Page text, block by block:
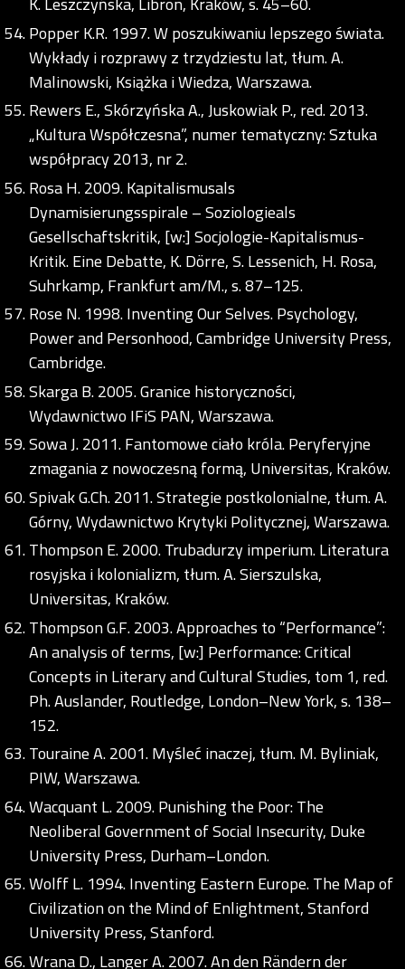
Popper K.R. 1997. W poszukiwaniu lepszego świata.
Wykłady i rozprawy z trzydziestu lat, tłum. A.
Malinowski, Książka i Wiedza, Warszawa.
Rewers E., Skórzyńska A., Juskowiak P., red. 2013.
„Kultura Współczesna”, numer tematyczny: Sztuka
współpracy 2013, nr 2.
Rosa H. 2009. Kapitalismusals
Dynamisierungsspirale – Soziologieals
Gesellschaftskritik, [w:] Socjologie-Kapitalismus-
Kritik. Eine Debatte, K. Dörre, S. Lessenich, H. Rosa,
Suhrkamp, Frankfurt am/M., s. 87–125.
Rose N. 1998. Inventing Our Selves. Psychology,
Power and Personhood, Cambridge University Press,
Cambridge.
Skarga B. 2005. Granice historyczności,
Wydawnictwo IFiS PAN, Warszawa.
Sowa J. 2011. Fantomowe ciało króla. Peryferyjne
zmagania z nowoczesną formą, Universitas, Kraków.
Spivak G.Ch. 2011. Strategie postkolonialne, tłum. A.
Górny, Wydawnictwo Krytyki Politycznej, Warszawa.
Thompson E. 2000. Trubadurzy imperium. Literatura
rosyjska i kolonializm, tłum. A. Sierszulska,
Universitas, Kraków.
Thompson G.F. 2003. Approaches to “Performance”:
An analysis of terms, [w:] Performance: Critical
Concepts in Literary and Cultural Studies, tom 1, red.
Ph. Auslander, Routledge, London–New York, s. 138–
152.
Touraine A. 2001. Myśleć inaczej, tłum. M. Byliniak,
PIW, Warszawa.
Wacquant L. 2009. Punishing the Poor: The
Neoliberal Government of Social Insecurity, Duke
University Press, Durham–London.
Wolff L. 1994. Inventing Eastern Europe. The Map of
Civilization on the Mind of Enlightment, Stanford
University Press, Stanford.
Wrana D., Langer A. 2007. An den Rändern der